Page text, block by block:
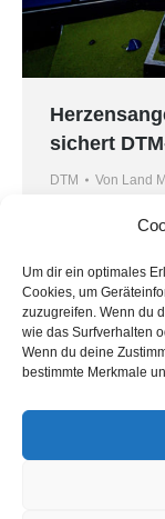
Um dir ein optimales
Cookies, um
zuzugreifen. Wenn du
wie das Surfverhalten
Wenn du deine
bestimmte Merkmale
sichert
DTM Von Land
Am 26. April
die DTM ein
früheren
Feller in einer
Erfolge
die Land-